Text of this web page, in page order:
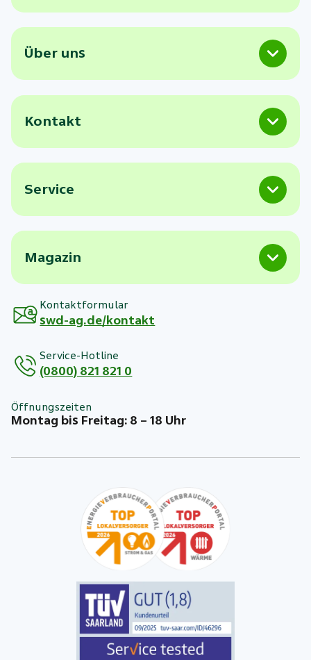
Über uns
Kontakt
Service
Magazin
Kontaktformular
swd-ag.de/kontakt
Service-Hotline
(0800) 821 821 0
Öffnungszeiten
Montag bis Freitag: 8 – 18 Uhr